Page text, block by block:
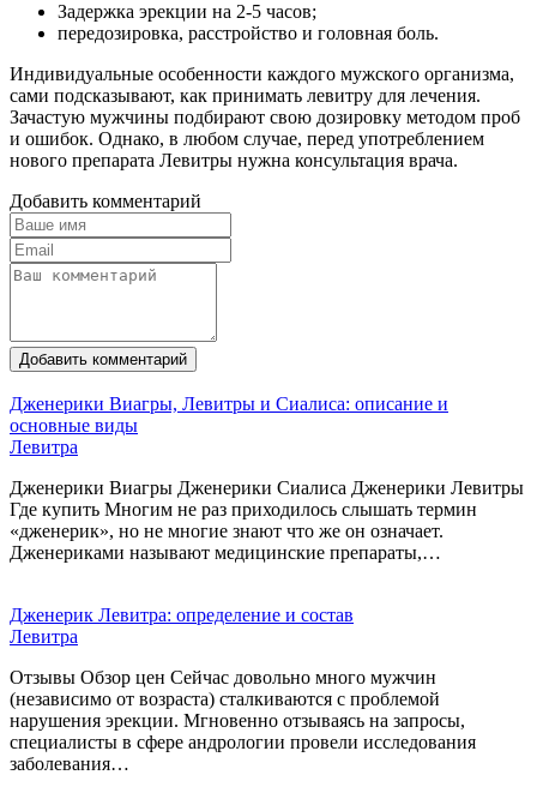
Задержка эрекции на 2-5 часов;
передозировка, расстройство и головная боль.
Индивидуальные особенности каждого мужского организма,
сами подсказывают, как принимать левитру для лечения.
Зачастую мужчины подбирают свою дозировку методом проб
и ошибок. Однако, в любом случае, перед употреблением
нового препарата Левитры нужна консультация врача.
Добавить комментарий
Добавить комментарий
Дженерики Виагры, Левитры и Сиалиса: описание и
основные виды
Левитра
Дженерики Виагры Дженерики Сиалиса Дженерики Левитры
Где купить Многим не раз приходилось слышать термин
«дженерик», но не многие знают что же он означает.
Дженериками называют медицинские препараты,…
Дженерик Левитра: определение и состав
Левитра
Отзывы Обзор цен Сейчас довольно много мужчин
(независимо от возраста) сталкиваются с проблемой
нарушения эрекции. Мгновенно отзываясь на запросы,
специалисты в сфере андрологии провели исследования
заболевания…